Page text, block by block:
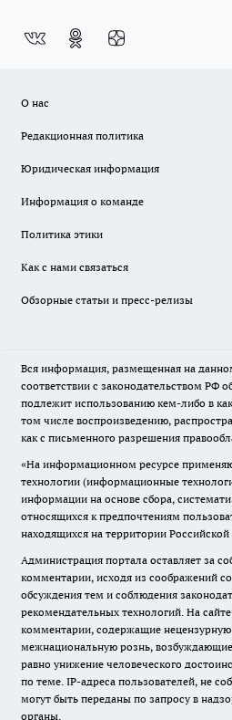
О нас
Редакционная политика
Юридическая информация
Информация о команде
Политика этики
Как с нами связаться
Обзорные статьи и пресс-релизы
Вся информация, размещенная на
соответствии с законодательством РФ
подлежит использованию кем-либо в
том числе воспроизведению,
как с письменного разрешения
«На информационном ресурсе
технологии (информационные
информации на основе сбора,
относящихся к предпочтениям
находящихся на территории
Администрация портала оставляет за
комментарии, исходя из соображений
обсуждения тем и соблюдения
рекомендательных технологий. На
комментарии, содержащие
межнациональную рознь,
равно унижение человеческого
по теме. IP-адреса пользователей, не
могут быть переданы по запросу в
органы.